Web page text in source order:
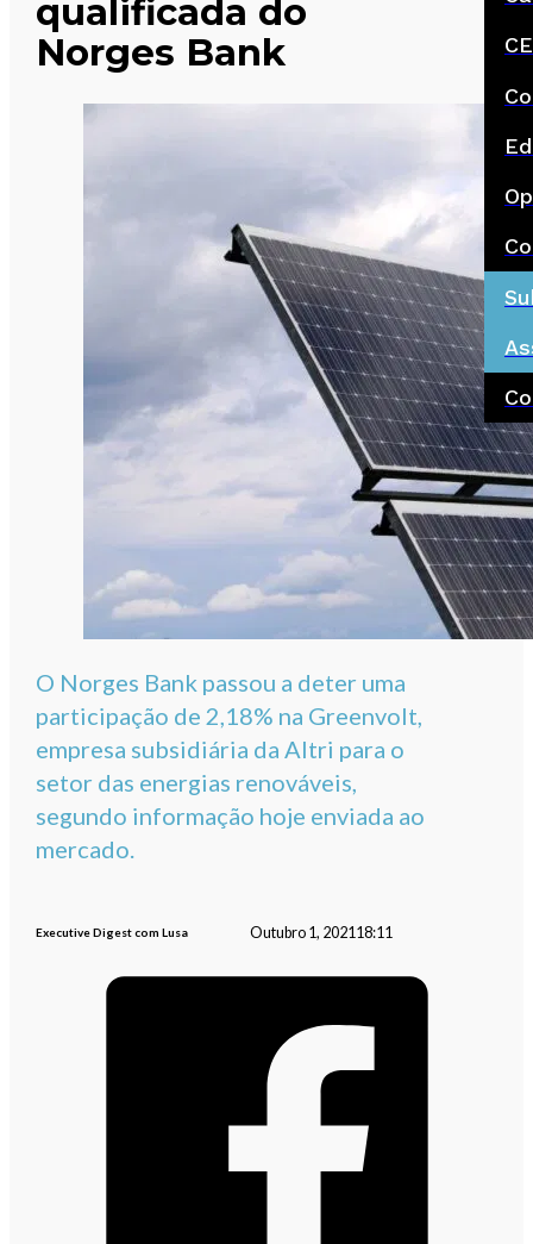
qualificada do
Norges Bank
O Norges Bank passou a deter uma
participação de 2,18% na Greenvolt,
empresa subsidiária da Altri para o
setor das energias renováveis,
segundo informação hoje enviada ao
mercado.
Executive Digest com Lusa Outubro 1, 2021 18:11